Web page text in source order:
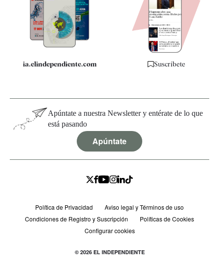
Quiénes somos
Especificaciones
ia.elindependiente.com Suscríbete
Apúntate a nuestra Newsletter y entérate de lo que
está pasando
Apúntate
Política de Privacidad
Aviso legal y Términos de uso
Condiciones de Registro y Suscripción
Políticas de Cookies
Configurar cookies
© 2026 EL INDEPENDIENTE